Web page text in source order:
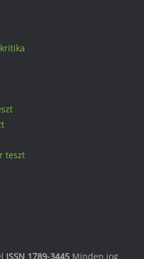
teszt
ISSN 1789-3445 Minden jog